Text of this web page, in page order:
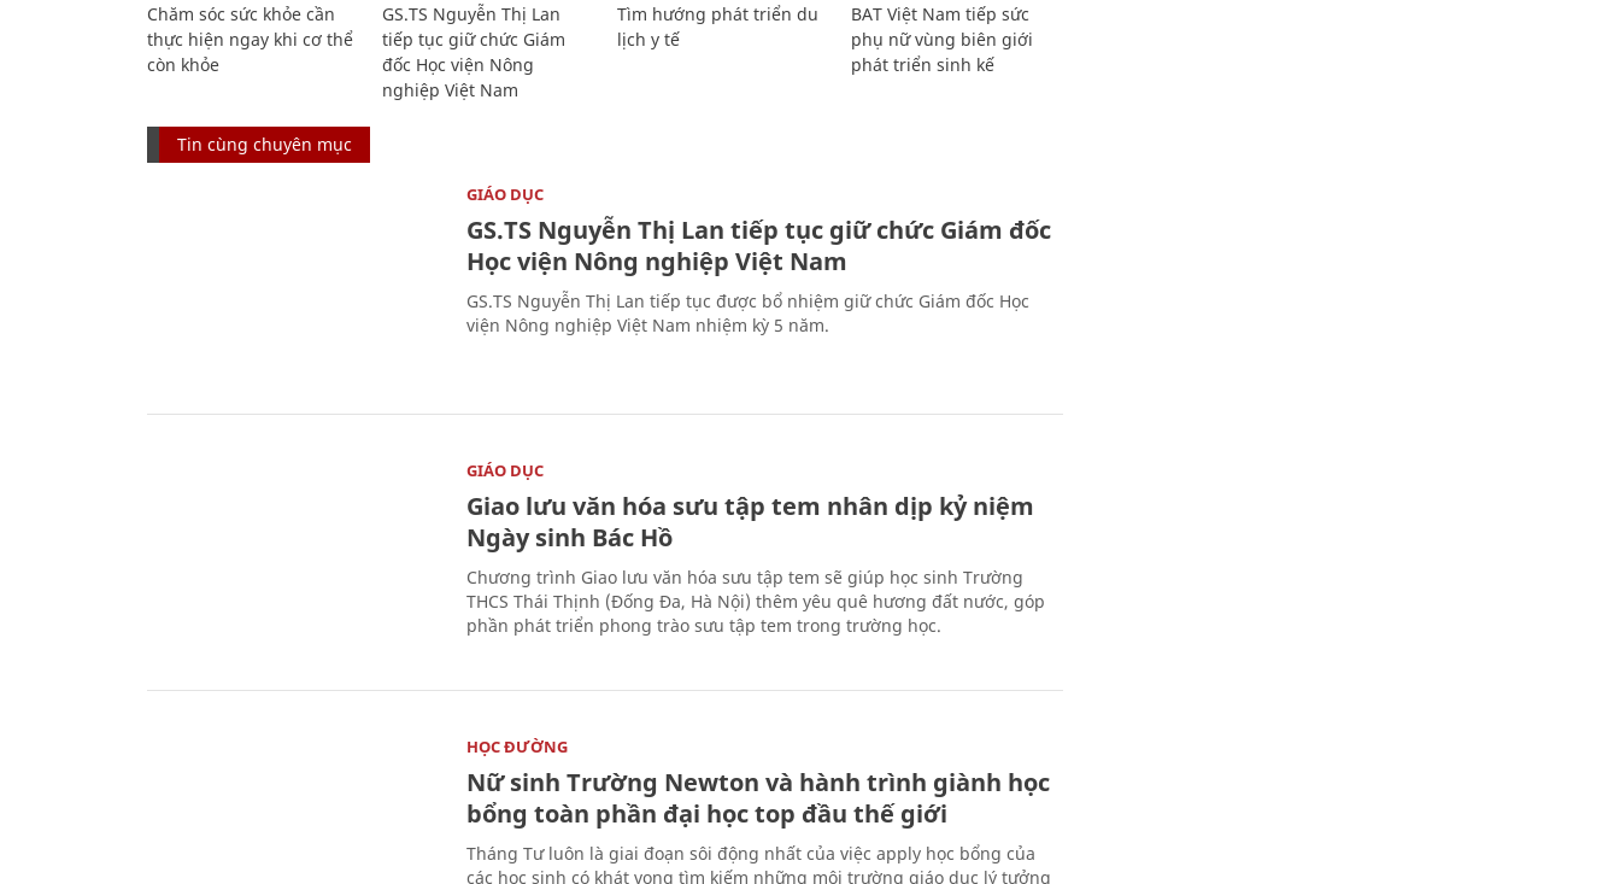
Chăm sóc sức khỏe cần
thực hiện ngay khi cơ thể
còn khỏe
GS.TS Nguyễn Thị Lan
tiếp tục giữ chức Giám
đốc Học viện Nông
nghiệp Việt Nam
Tìm hướng phát triển du
lịch y tế
BAT Việt Nam tiếp sức
phụ nữ vùng biên giới
phát triển sinh kế
Tin cùng chuyên mục
GIÁO DỤC
GS.TS Nguyễn Thị Lan tiếp tục giữ chức Giám đốc
Học viện Nông nghiệp Việt Nam
GS.TS Nguyễn Thị Lan tiếp tục được bổ nhiệm giữ chức Giám đốc Học
viện Nông nghiệp Việt Nam nhiệm kỳ 5 năm.
GIÁO DỤC
Giao lưu văn hóa sưu tập tem nhân dịp kỷ niệm
Ngày sinh Bác Hồ
Chương trình Giao lưu văn hóa sưu tập tem sẽ giúp học sinh Trường
THCS Thái Thịnh (Đống Đa, Hà Nội) thêm yêu quê hương đất nước, góp
phần phát triển phong trào sưu tập tem trong trường học.
HỌC ĐƯỜNG
Nữ sinh Trường Newton và hành trình giành học
bổng toàn phần đại học top đầu thế giới
Tháng Tư luôn là giai đoạn sôi động nhất của việc apply học bổng của
các học sinh có khát vọng tìm kiếm những môi trường giáo dục lý tưởng